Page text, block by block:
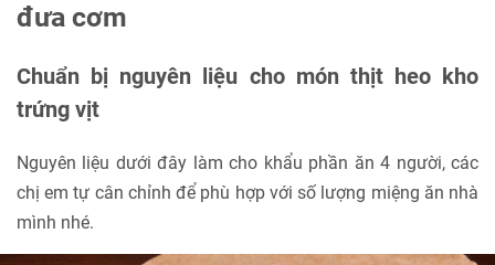
đưa cơm
Chuẩn bị nguyên liệu cho món thịt heo kho
trứng vịt
Nguyên liệu dưới đây làm cho khẩu phần ăn 4 người, các
chị em tự cân chỉnh để phù hợp với số lượng miệng ăn nhà
mình nhé.